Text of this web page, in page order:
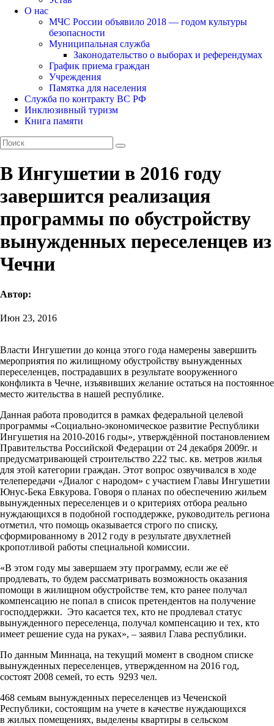
О нас
МЧС России объявило 2018 — годом культуры
безопасности
Муниципальная служба
Законодательство о выборах и референдумах
График приема граждан
Учреждения
Памятка для населения
Служба по контракту ВС РФ
Инклюзивный туризм
Книга памяти
В Ингушетии в 2016 году
завершится реализация
программы по обустройству
вынужденных переселенцев из
Чечни
Автор:
Июн 23, 2016
Власти Ингушетии до конца этого года намерены завершить
мероприятия по жилищному обустройству вынужденных
переселенцев, пострадавших в результате вооруженного
конфликта в Чечне, изъявивших желание остаться на постоянное
место жительства в нашей республике.
Данная работа проводится в рамках федеральной целевой
программы «Социально-экономическое развитие Республики
Ингушетия на 2010-2016 годы», утверждённой постановлением
Правительства Российской Федерации от 24 декабря 2009г. и
предусматривающей строительство 222 тыс. кв. метров жилья
для этой категории граждан. Этот вопрос озвучивался в ходе
телепередачи «Диалог с народом» с участием Главы Ингушетии
Юнус-Бека Евкурова. Говоря о планах по обеспечению жильем
вынужденных переселенцев и о критериях отбора реально
нуждающихся в подобной господдержке, руководитель региона
отметил, что помощь оказывается строго по списку,
сформированному в 2012 году в результате двухлетней
кропотливой работы специальной комиссии.
«В этом году мы завершаем эту программу, если же её
продлевать, то будем рассматривать возможность оказания
помощи в жилищном обустройстве тем, кто ранее получал
компенсацию не попал в список претендентов на получение
господдержки. Это касается тех, кто не продлевал статус
вынужденного переселенца, получал компенсацию и тех, кто
имеет решение суда на руках», – заявил Глава республики.
По данным Миннаца, на текущий момент в сводном списке
вынужденных переселенцев, утвержденном на 2016 год,
состоят 2008 семей, то есть 9293 чел.
468 семьям вынужденных переселенцев из Чеченской
Республики, состоящим на учете в качестве нуждающихся
в жилых помещениях, выделены квартиры в сельском